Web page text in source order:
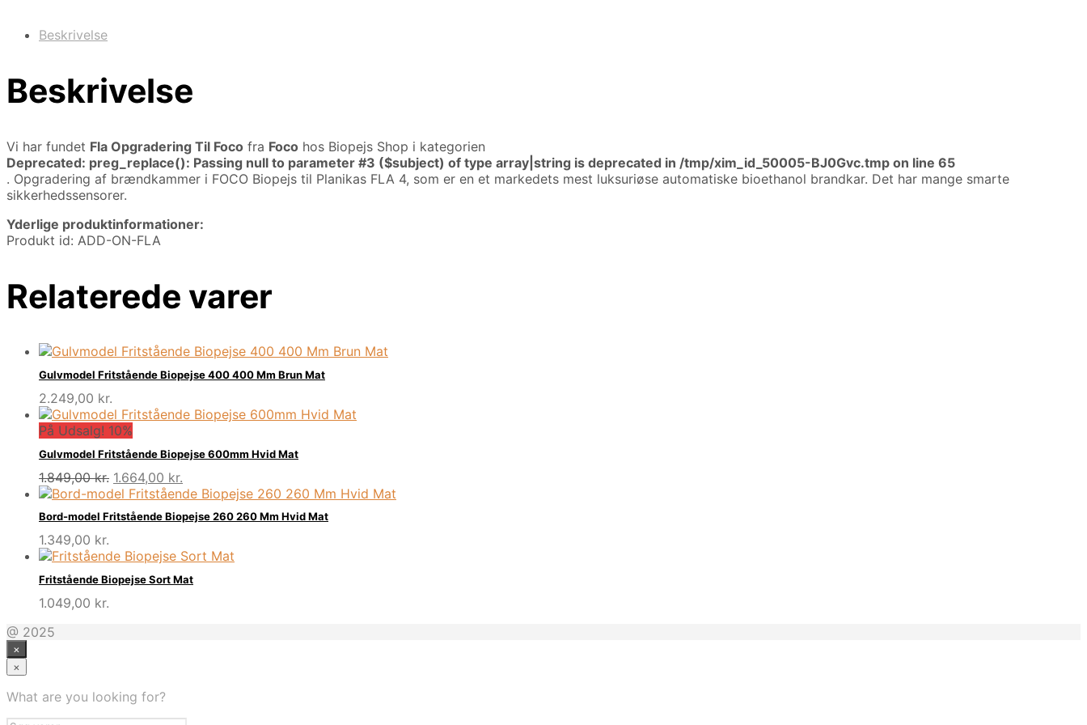
Beskrivelse
Beskrivelse
Vi har fundet Fla Opgradering Til Foco fra Foco hos Biopejs Shop i kategorien
Deprecated: preg_replace(): Passing null to parameter #3 ($subject) of type array|string is deprecated in /tmp/xim_id_50005-BJ0Gvc.tmp on line 65
. Opgradering af brændkammer i FOCO Biopejs til Planikas FLA 4, som er en et markedets mest luksuriøse automatiske bioethanol brandkar. Det har mange smarte
sikkerhedssensorer.
Yderlige produktinformationer:
Produkt id: ADD-ON-FLA
Relaterede varer
Gulvmodel Fritstående Biopejse 400 400 Mm Brun Mat
2.249,00 kr.
På Udsalg! 10%
Gulvmodel Fritstående Biopejse 600mm Hvid Mat
1.849,00kr. Den
oprindelige
pris
var:
1.664,00 kr.
aktuelle
pris
er:
Bord-model Fritstående Biopejse 260 260 Mm Hvid Mat
1.349,00 kr.
Fritstående Biopejse Sort Mat
1.049,00 kr.
@ 2025
×
×
What are you looking for?